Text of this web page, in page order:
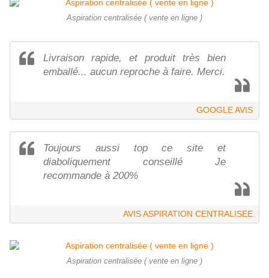
Aspiration centralisée ( vente en ligne )
Livraison rapide, et produit très bien
emballé... aucun reproche à faire. Merci.
GOOGLE AVIS
Toujours aussi top ce site et
diaboliquement conseillé Je
recommande à 200%
AVIS ASPIRATION CENTRALISEE
Aspiration centralisée ( vente en ligne )